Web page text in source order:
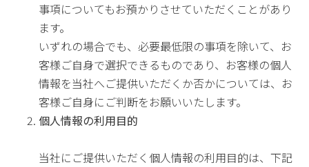
事項についてもお預かりさせていただくことがあり
ます。
いずれの場合でも、必要最低限の事項を除いて、お
客様ご自身で選択できるものであり、お客様の個人
情報を当社へご提供いただくか否かについては、お
客様ご自身にご判断をお願いいたします。
個人情報の利用目的
当社にご提供いただく個人情報の利用目的は、下記